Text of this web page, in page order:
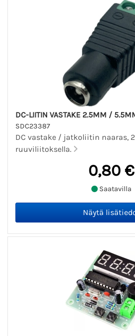
DC-LIITIN VASTAKE 2.5MM /
SDC23387
DC vastake / jatkoliitin naaras,
ruuviliitoksella.
0,80 €
Saatavilla